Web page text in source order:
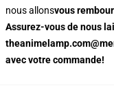
nous allonsvous
Assurez-vous de nous
avec votre commande!